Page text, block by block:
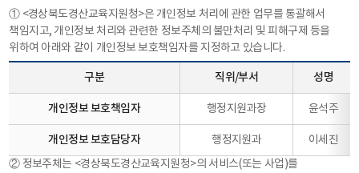
① <경상북도경산교육지원청>은 개인정보 처리에 관한 업무를 통괄해서
책임지고, 개인정보 처리와 관련한 정보주체의 불만처리 및 피해구제 등을
위하여 아래와 같이 개인정보 보호책임자를 지정하고 있습니다.
구분 직위/부서 성명
개인정보 보호책임자 행정지원과장 윤석주
개인정보 보호담당자 행정지원과
이세진
② 정보주체는 <경상북도경산교육지원청>의 서비스(또는 사업)를